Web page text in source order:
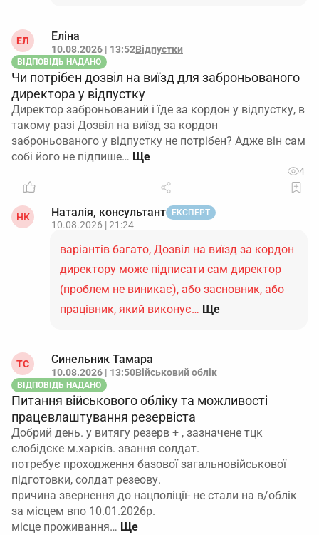
ЕЛ Еліна
10.08.2026 | 13:52Відпустки
ВІДПОВІДЬ НАДАНО
Чи потрібен дозвіл на виїзд для заброньованого
директора у відпустку
Директор заброньований і їде за кордон у відпустку, в
такому разі Дозвіл на виїзд за кордон
заброньованого у відпустку не потрібен? Адже він сам
собі його не підпише…
4
НК Наталія, консультант ЕКСПЕРТ
10.08.2026 | 21:24
варіантів багато, Дозвіл на виїзд за кордон
директору може підписати сам директор
(проблем не виникає), або засновник, або
працівник, який виконує… Ще
ТС Синельник Тамара
10.08.2026 | 13:50Військовий облік
ВІДПОВІДЬ НАДАНО
Питання військового обліку та можливості
працевлаштування резервіста
Добрий день. у витягу резерв + , зазначене тцк
слобідске м.харків. звання солдат.
потребує проходження базової загальновійськової
підготовки, солдат резеову.
причина звернення до нацполіції- не стали на в/облік
за місцем впо 10.01.2026р.
місце проживання…